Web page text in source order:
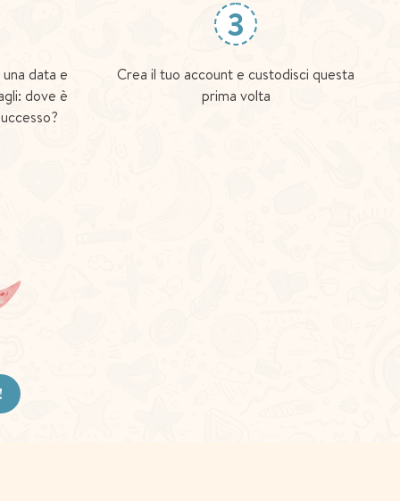
data e
dove è
3
Crea il tuo account e custodisci questa
prima volta